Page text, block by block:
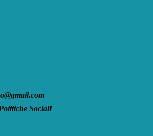
Sociali